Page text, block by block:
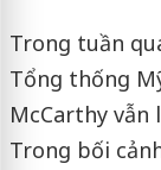
Trong tuần
Tổng thống
McCarthy vẫn
Trong bối